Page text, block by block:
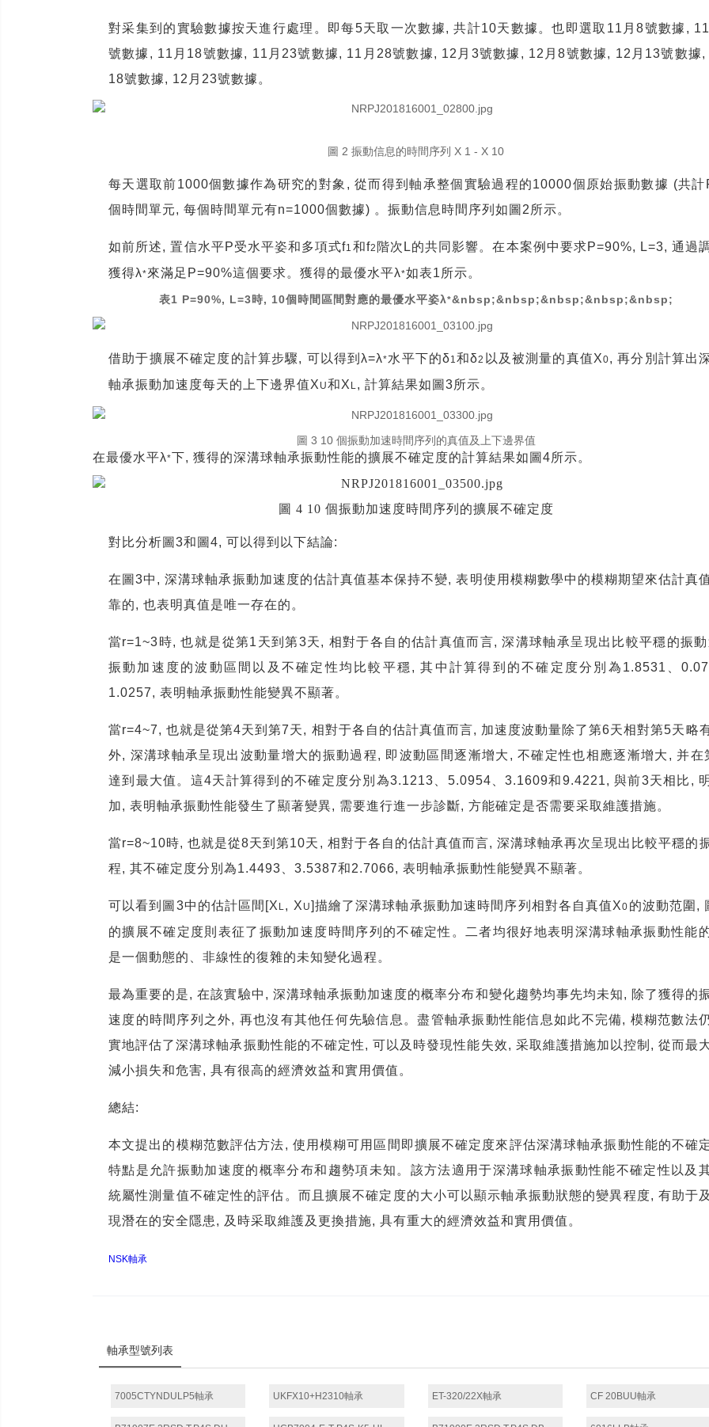
對采集到的實驗數據按天進行處理。即每5天取一次數據,共計10天數據。也即選取 11 月8號數據 , 11
號數據 , 11 月 18號數據, 11 月 23號數據, 11 月 28號數據, 12 月 3號數據 , 12 月8號數據, 12 月 13號數據,
18號數據, 12 月 23號數據。
圖 2 振動信息的時間序列 X 1 - X 10
每天選取前1000個數據作為研究的對象 , 從而得到軸承整個實驗過程的10000個原始振動數據 (共計
個時間單元, 每個時間單元有n=1000個數據) 。振動信息時間序列如圖 2 所示。
如前所述,置信水平P受水平姿和多項式f1 和f2 階次 L的共同影響。在本案例中要求P=90%, L=3,通過
獲得λ*來滿足 P=90%這個要求。獲得的最優水平λ*如表1 所示。
表1 P=90%, L=3時, 10個時間區間對應的最優水平姿λ*&nbsp;&nbsp;&nbsp;&nbsp;&nbsp;
借助于擴展不確定度的計算步驟, 可以得到λ=λ*水平下的δ1和δ2 以及被測量的真值X0,再分別計算出
軸承振動加速度每天的上下邊界值X U和X L, 計算結果如圖 3所示。
圖 3 10 個振動加速時間序列的真值及上下邊界值
在最優水平λ*下, 獲得的深溝球軸承振動性能的擴展不確定度的計算結果如圖 4所示。
圖 4 10 個振動加速度時間序列的擴展不確定度
對比分析圖 3和圖 4, 可以得到以下結論:
在圖3中 ,深溝球軸承振動加速度的估計真值基本保持不變,表明使用模糊數學中的模糊期望來估計真
靠的, 也表明真值是唯一存在的。
當r=1~3時,也就是從第1 天到第3天, 相對于各自的估計真值而言,深溝球軸承呈現出比較平穩的振動
振動加速度的波動區間以及不確定性均比較平穩,其中計算得到的不確定度分別為 1.8531 、
1.0257, 表明軸承振動性能變異不顯著。
當r=4~7,也就是從第4天到第7天, 相對于各自的估計真值而言, 加速度波動量除了第6天相對第5天略
外, 深溝球軸承呈現出波動量增大的振動過程, 即波動區間逐漸增大 , 不確定性也相應逐漸增大 ,并在
達到最大值。這4天計算得到的不確定度分別為3.1213 5.0954 、3.1609和9.4221,與前3天相比 ,
加, 表明軸承振動性能發生了顯著變異, 需要進行進一步診斷, 方能確定是否需要采取維護措施。
當r=8~10時,也就是從8天到第10天 , 相對于各自的估計真值而言,深溝球軸承再次呈現出比較平穩的
程, 其不確定度分別為1.4493 3.5387和2.7066, 表明軸承振動性能變異不顯著。
可以看到圖 3中的估計區間 [X L, X U]描繪了深溝球軸承振動加速時間序列相對各自真值X0 的波動范圍 ,
的擴展不確定度則表征了振動加速度時間序列的不確定性。二者均很好地表明深溝球軸承振動性能
是一個動態的、非線性的復雜的未知變化過程。
最為重要的是,在該實驗中 , 深溝球軸承振動加速度的概率分布和變化趨勢均事先均未知, 除了獲得的
速度的時間序列之外, 再也沒有其他任何先驗信息。盡管軸承振動性能信息如此不完備, 模糊范數法
實地評估了深溝球軸承振動性能的不確定性,可以及時發現性能失效, 采取維護措施加以控制 ,從而最
減小損失和危害, 具有很高的經濟效益和實用價值。
總結:
本文提出的模糊范數評估方法, 使用模糊可用區間即擴展不確定度來評估深溝球軸承振動性能的不確
特點是允許振動加速度的概率分布和趨勢項未知。該方法適用于深溝球軸承振動性能不確定性以及
統屬性測量值不確定性的評估。而且擴展不確定度的大小可以顯示軸承振動狀態的變異程度, 有助于
現潛在的安全隱患 , 及時采取維護及更換措施, 具有重大的經濟效益和實用價值。
NSK軸承
軸承型號列表
7005CTYNDULP5軸承 UKFX10+H2310軸承 ET-320/22X軸承 CF 20BUU軸承